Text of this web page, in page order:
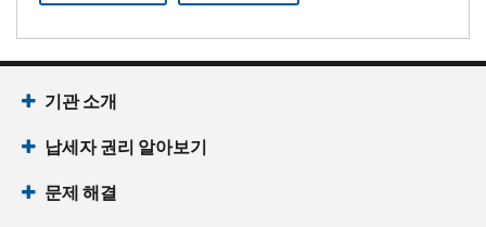
기관 소개
납세자 권리 알아보기
문제 해결